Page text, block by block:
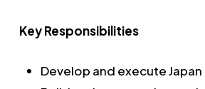
Key Responsibilities
Develop and execute